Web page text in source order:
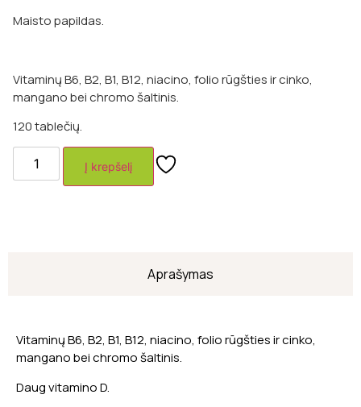
Maisto papildas.
Vitaminų B6, B2, B1, B12, niacino, folio rūgšties ir cinko,
mangano bei chromo šaltinis.
120 tablečių.
Į krepšelį
Aprašymas
Vitaminų B6, B2, B1, B12, niacino, folio rūgšties ir cinko,
mangano bei chromo šaltinis.
Daug vitamino D.